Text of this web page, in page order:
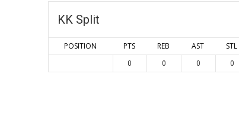
KK Split
POSITION PTS REB AST STL
0 0 0 0